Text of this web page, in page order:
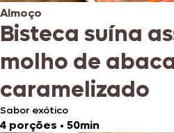
Almoço
Bisteca suína
molho de
caramelizado
Sabor exótico
4 porções • 50min